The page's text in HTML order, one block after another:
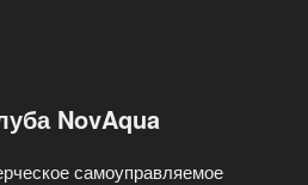
NovAqua
самоуправляемое